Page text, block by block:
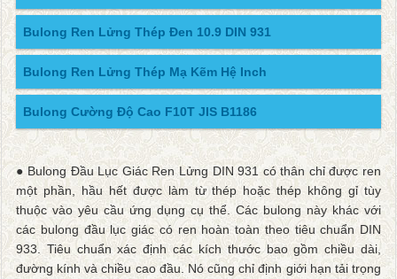
Bulong Ren Lửng Thép Đen 10.9 DIN 931
Bulong Ren Lửng Thép Mạ Kẽm Hệ Inch
Bulong Cường Độ Cao F10T JIS B1186
● Bulong Đầu Lục Giác Ren Lửng DIN 931 có thân chỉ được ren
một phần, hầu hết được làm từ thép hoặc thép không gỉ tùy
thuộc vào yêu cầu ứng dụng cụ thể. Các bulong này khác với
các bulong đầu lục giác có ren hoàn toàn theo tiêu chuẩn DIN
933. Tiêu chuẩn xác định các kích thước bao gồm chiều dài,
đường kính và chiều cao đầu. Nó cũng chỉ định giới hạn tải trọng